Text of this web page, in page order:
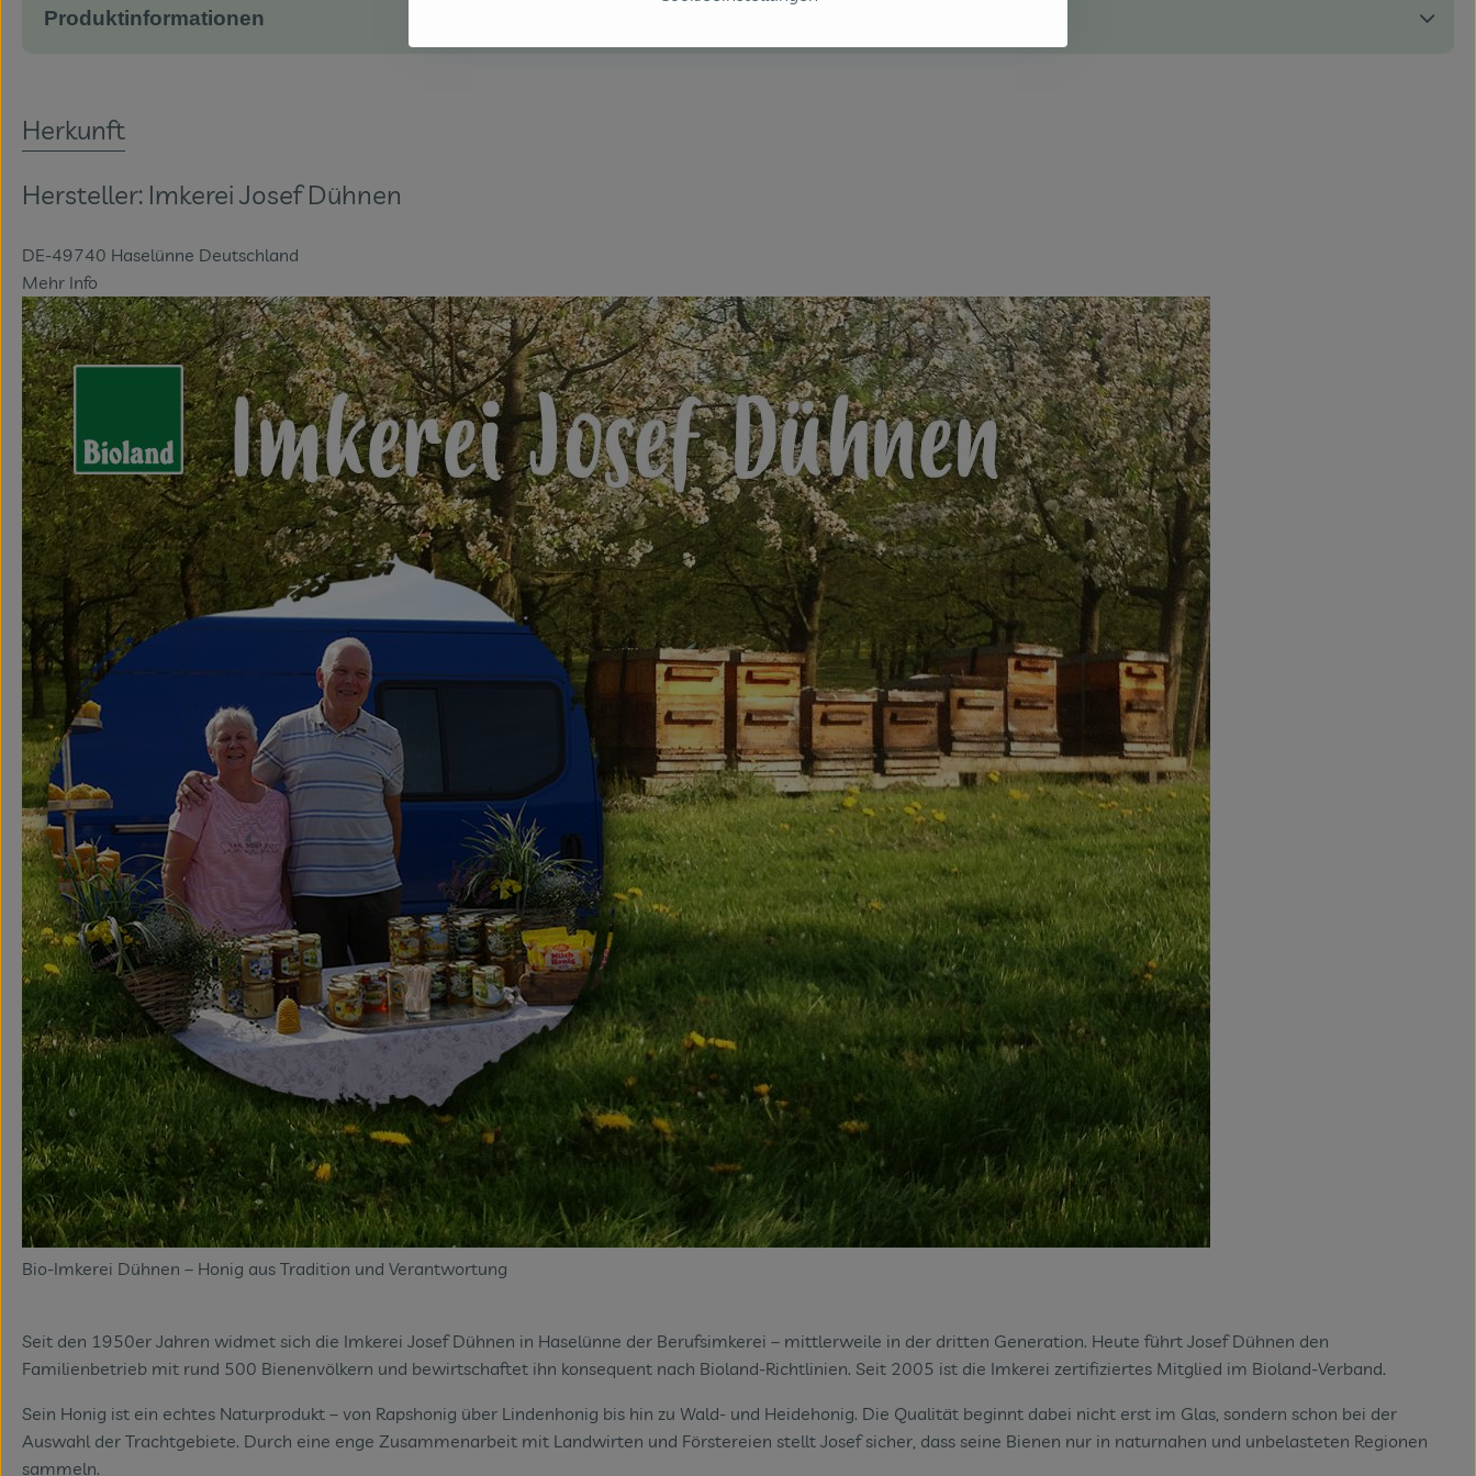
Produktinformationen
Herkunft
Hersteller: Imkerei Josef Dühnen
DE-49740 Haselünne Deutschland
Mehr Info
Bio-Imkerei Dühnen – Honig aus Tradition und Verantwortung
Seit den 1950er Jahren widmet sich die Imkerei Josef Dühnen in Haselünne der Berufsimkerei – mittlerweile in der dritten Generation. Heute führt Josef Dühnen den
Familienbetrieb mit rund 500 Bienenvölkern und bewirtschaftet ihn konsequent nach Bioland-Richtlinien. Seit 2005 ist die Imkerei zertifiziertes Mitglied im Bioland-Verband.
Sein Honig ist ein echtes Naturprodukt – von Rapshonig über Lindenhonig bis hin zu Wald- und Heidehonig. Die Qualität beginnt dabei nicht erst im Glas, sondern schon bei der
Auswahl der Trachtgebiete. Durch eine enge Zusammenarbeit mit Landwirten und Förstereien stellt Josef sicher, dass seine Bienen nur in naturnahen und unbelasteten Regionen
sammeln.